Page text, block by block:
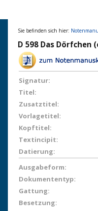
Sie befinden sich hier:
D 598 Das Dörfchen
Signatur:
Titel:
Zusatztitel:
Vorlagetitel:
Kopftitel:
Textincipit:
Datierung:
Ausgabeform:
Dokumententyp:
Gattung:
Besetzung: